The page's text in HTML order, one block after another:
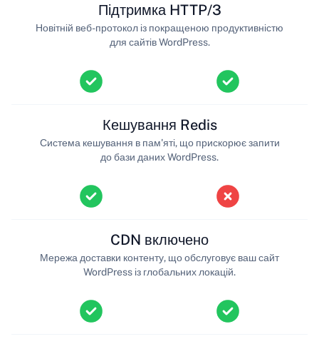
Підтримка HTTP/3
Новітній веб-протокол із покращеною продуктивністю
для сайтів WordPress.
Кешування Redis
Система кешування в пам'яті, що прискорює запити
до бази даних WordPress.
CDN включено
Мережа доставки контенту, що обслуговує ваш сайт
WordPress із глобальних локацій.